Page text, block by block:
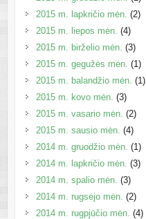
2015 m. lapkričio mėn. (2)
2015 m. liepos mėn. (4)
2015 m. birželio mėn. (3)
2015 m. gegužės mėn. (1)
2015 m. balandžio mėn. (1)
2015 m. kovo mėn. (3)
2015 m. vasario mėn. (2)
2015 m. sausio mėn. (4)
2014 m. gruodžio mėn. (1)
2014 m. lapkričio mėn. (3)
2014 m. spalio mėn. (3)
2014 m. rugsėjo mėn. (2)
2014 m. rugpjūčio mėn. (4)